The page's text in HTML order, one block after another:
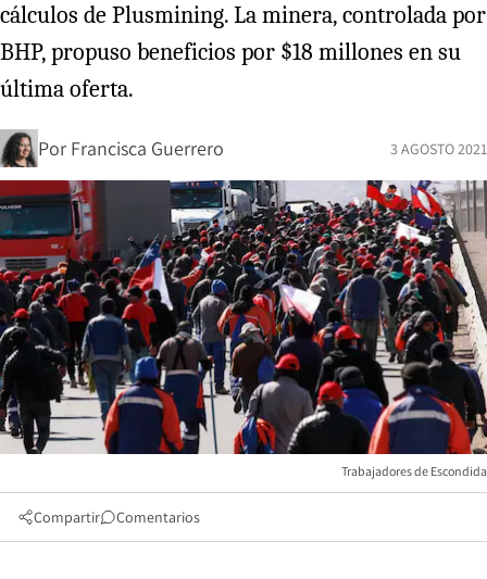
cálculos de Plusmining. La minera, controlada por
BHP, propuso beneficios por $18 millones en su
última oferta.
Por Francisca Guerrero 3 AGOSTO 2021
Trabajadores de Escondida
Compartir Comentarios